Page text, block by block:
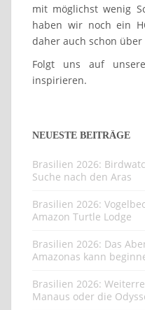
mit möglichst wenig
haben wir noch ein
daher auch schon über
Folgt uns auf
inspirieren.
NEUESTE BEITRÄGE
Brasilien 2026:
Suche nach den Aras
Brasilien 2026:
Amazon Turtle Lodge
Brasilien 2026: Das
Amazonas kann
Brasilien 2026:
Manaus oder die